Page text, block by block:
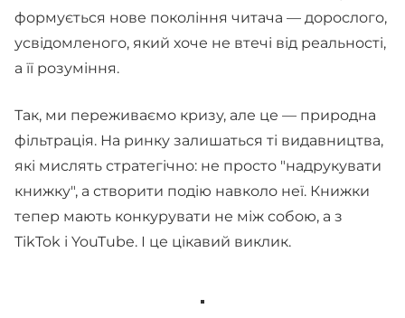
формується нове покоління читача — дорослого,
усвідомленого, який хоче не втечі від реальності,
а її розуміння.
Так, ми переживаємо кризу, але це — природна
фільтрація. На ринку залишаться ті видавництва,
які мислять стратегічно: не просто "надрукувати
книжку", а створити подію навколо неї. Книжки
тепер мають конкурувати не між собою, а з
TikTok і YouTube. І це цікавий виклик.